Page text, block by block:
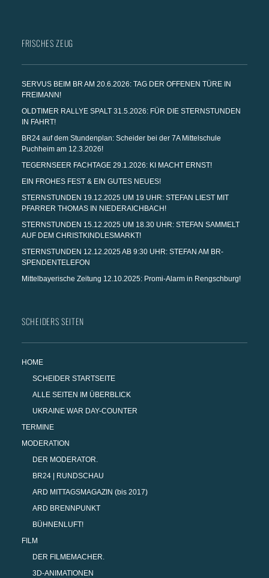
FRISCHES ZEUG
SERVUS BEIM BR AM 20.6.2026: TAG DER OFFENEN TÜRE IN
FREIMANN!
OLDTIMER RALLYE SPALT 31.5.2026: FÜR DIE STERNSTUNDEN
IN FAHRT!
BR24 auf dem Stundenplan: Scheider bei der 7A Mittelschule
Puchheim am 12.3.2026!
TEGERNSEER FACHTAGE 29.1.2026: KI MACHT ERNST!
EIN FROHES FEST & EIN GUTES NEUES!
STERNSTUNDEN 19.12.2025 UM 19 UHR: STEFAN LIEST MIT
PFARRER THOMAS IN NIEDERAICHBACH!
STERNSTUNDEN 15.12.2025 UM 18.30 UHR: STEFAN SAMMELT
AUF DEM CHRISTKINDLESMARKT!
STERNSTUNDEN 12.12.2025 AB 9:30 UHR: STEFAN AM BR-
SPENDENTELEFON
Mittelbayerische Zeitung 12.10.2025: Promi-Alarm in Rengschburg!
SCHEIDERS SEITEN
HOME
SCHEIDER STARTSEITE
ALLE SEITEN IM ÜBERBLICK
UKRAINE WAR DAY-COUNTER
TERMINE
MODERATION
DER MODERATOR.
BR24 | RUNDSCHAU
ARD MITTAGSMAGAZIN (bis 2017)
ARD BRENNPUNKT
BÜHNENLUFT!
FILM
DER FILMEMACHER.
3D-ANIMATIONEN